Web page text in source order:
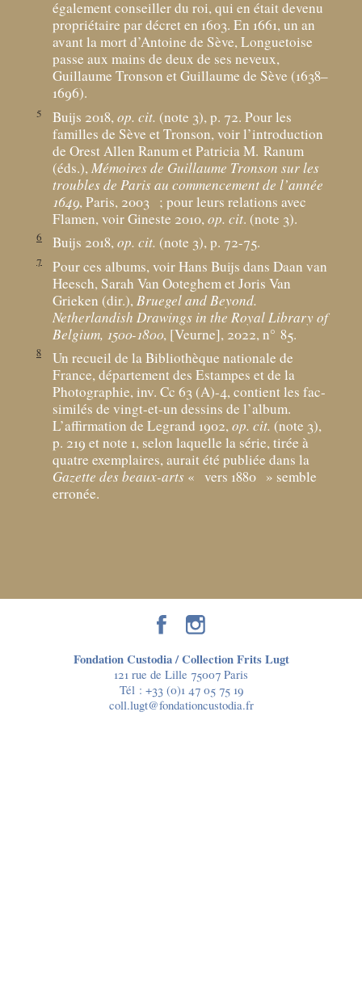
également conseiller du roi, qui en était devenu
propriétaire par décret en 1603. En 1661, un an
avant la mort d’Antoine de Sève, Longuetoise
passe aux mains de deux de ses neveux,
Guillaume Tronson et Guillaume de Sève (1638–
1696).
5 Buijs 2018,op. cit. (note 3), p. 72. Pour les
familles de Sève et Tronson, voir l’introduction
de Orest Allen Ranum et Patricia M. Ranum
(éds.),Mémoires de Guillaume Tronson sur les
troubles de Paris au commencement de l’année
1649, Paris, 2003 ; pour leurs relations avec
Flamen, voir Gineste 2010,op. cit. (note 3).
6 Buijs 2018,op. cit. (note 3), p. 72-75.
7
Pour ces albums, voir Hans Buijs dans Daan van
Heesch, Sarah Van Ooteghem et Joris Van
Grieken (dir.),Bruegel and Beyond.
Netherlandish Drawings in the Royal Library of
Belgium, 1500-1800, [Veurne], 2022, n° 85.
8
Un recueil de la Bibliothèque nationale de
France, département des Estampes et de la
Photographie, inv. Cc 63 (A)-4, contient les fac-
similés de vingt-et-un dessins de l’album.
L’affirmation de Legrand 1902,op. cit. (note 3),
p. 219 et note 1, selon laquelle la série, tirée à
quatre exemplaires, aurait été publiée dans la
Gazette des beaux-arts « vers 1880 » semble
erronée.
Fondation Custodia / Collection Frits Lugt
121 rue de Lille 75007 Paris
Tél : +33 (0)1 47 05 75 19
coll.lugt@fondationcustodia.fr